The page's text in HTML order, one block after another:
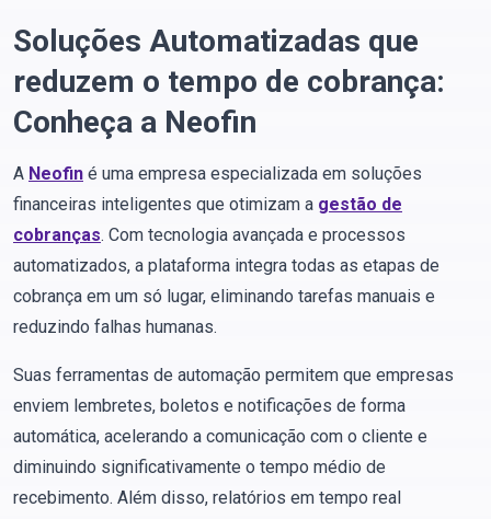
Soluções Automatizadas que
reduzem o tempo de cobrança:
Conheça a Neofin
A Neofin é uma empresa especializada em soluções
financeiras inteligentes que otimizam a gestão de
cobranças. Com tecnologia avançada e processos
automatizados, a plataforma integra todas as etapas de
cobrança em um só lugar, eliminando tarefas manuais e
reduzindo falhas humanas.
Suas ferramentas de automação permitem que empresas
enviem lembretes, boletos e notificações de forma
automática, acelerando a comunicação com o cliente e
diminuindo significativamente o tempo médio de
recebimento. Além disso, relatórios em tempo real